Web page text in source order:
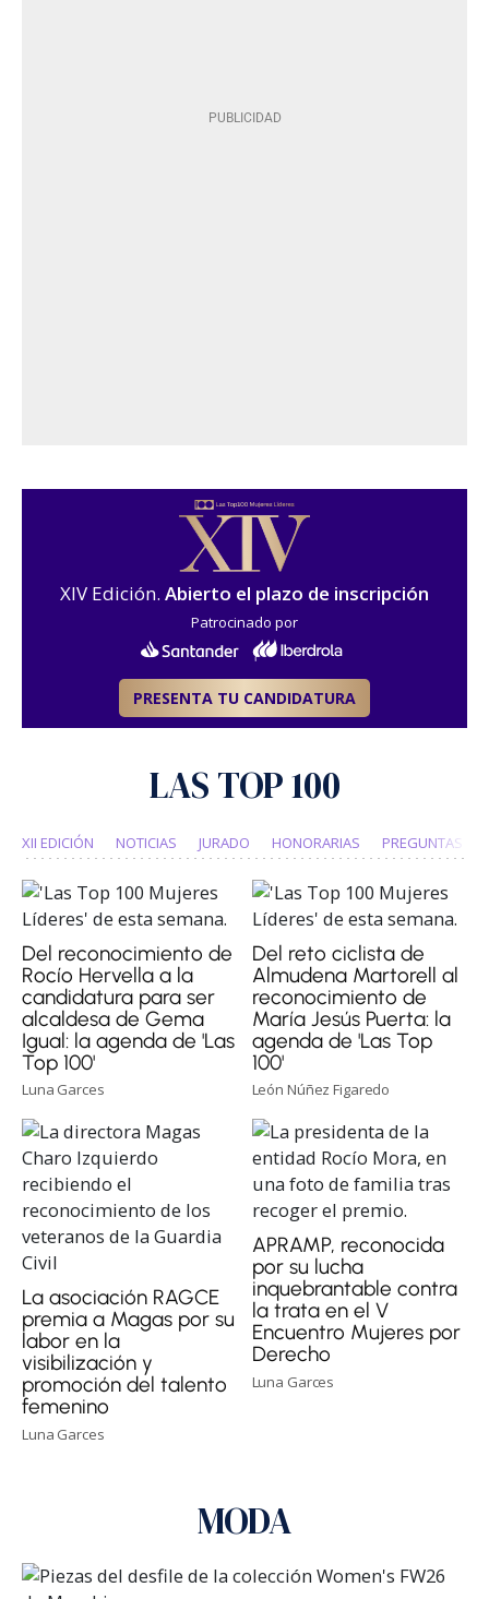
XIV Edición. Abierto el plazo de inscripción
Patrocinado por
PRESENTA TU CANDIDATURA
LAS TOP 100
XII EDICIÓN NOTICIAS JURADO HONORARIAS PREGUNTAS
Del reconocimiento de
Rocío Hervella a la
candidatura para ser
alcaldesa de Gema
Igual: la agenda de 'Las
Top 100'
Luna Garces
Del reto ciclista de
Almudena Martorell al
reconocimiento de
María Jesús Puerta: la
agenda de 'Las Top
100'
León Núñez Figaredo
La asociación RAGCE
premia a Magas por su
labor en la
visibilización y
promoción del talento
femenino
Luna Garces
APRAMP, reconocida
por su lucha
inquebrantable contra
la trata en el V
Encuentro Mujeres por
Derecho
Luna Garces
MODA